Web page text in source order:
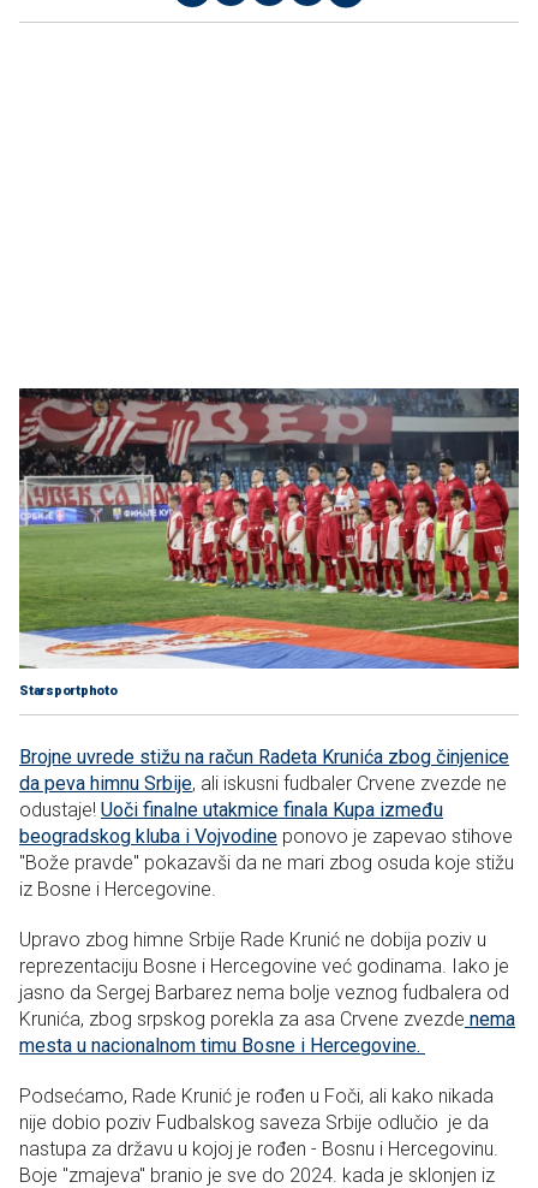
Starsportphoto
Brojne uvrede stižu na račun Radeta Krunića zbog činjenice
da peva himnu Srbije, ali iskusni fudbaler Crvene zvezde ne
odustaje! Uoči finalne utakmice finala Kupa između
beogradskog kluba i Vojvodine ponovo je zapevao stihove
"Bože pravde" pokazavši da ne mari zbog osuda koje stižu
iz Bosne i Hercegovine.
Upravo zbog himne Srbije Rade Krunić ne dobija poziv u
reprezentaciju Bosne i Hercegovine već godinama. Iako je
jasno da Sergej Barbarez nema bolje veznog fudbalera od
Krunića, zbog srpskog porekla za asa Crvene zvezde nema
mesta u nacionalnom timu Bosne i Hercegovine.
Podsećamo, Rade Krunić je rođen u Foči, ali kako nikada
nije dobio poziv Fudbalskog saveza Srbije odlučio je da
nastupa za državu u kojoj je rođen - Bosnu i Hercegovinu.
Boje "zmajeva" branio je sve do 2024. kada je sklonjen iz